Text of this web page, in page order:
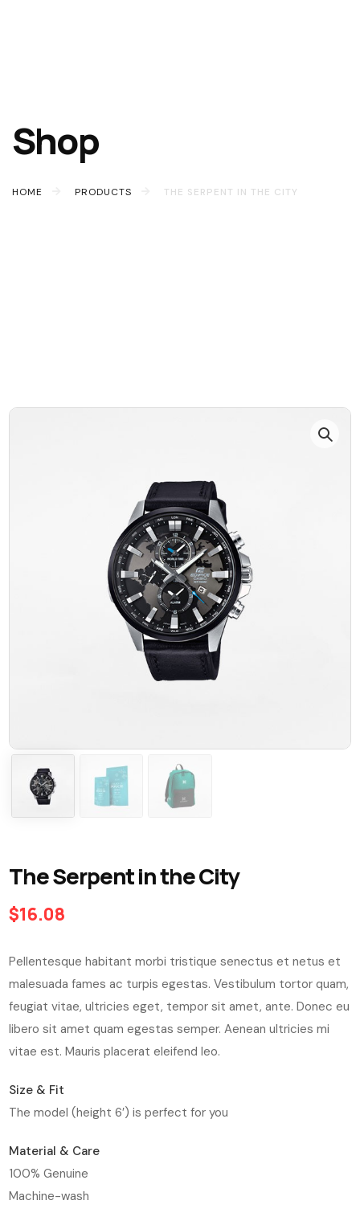
Shop
HOME PRODUCTS THE SERPENT IN THE CITY
The Serpent in the City
$16.08
Pellentesque habitant morbi tristique senectus et netus et
malesuada fames ac turpis egestas. Vestibulum tortor quam,
feugiat vitae, ultricies eget, tempor sit amet, ante. Donec eu
libero sit amet quam egestas semper. Aenean ultricies mi
vitae est. Mauris placerat eleifend leo.
Size & Fit
The model (height 6′) is perfect for you
Material & Care
100% Genuine
Machine-wash